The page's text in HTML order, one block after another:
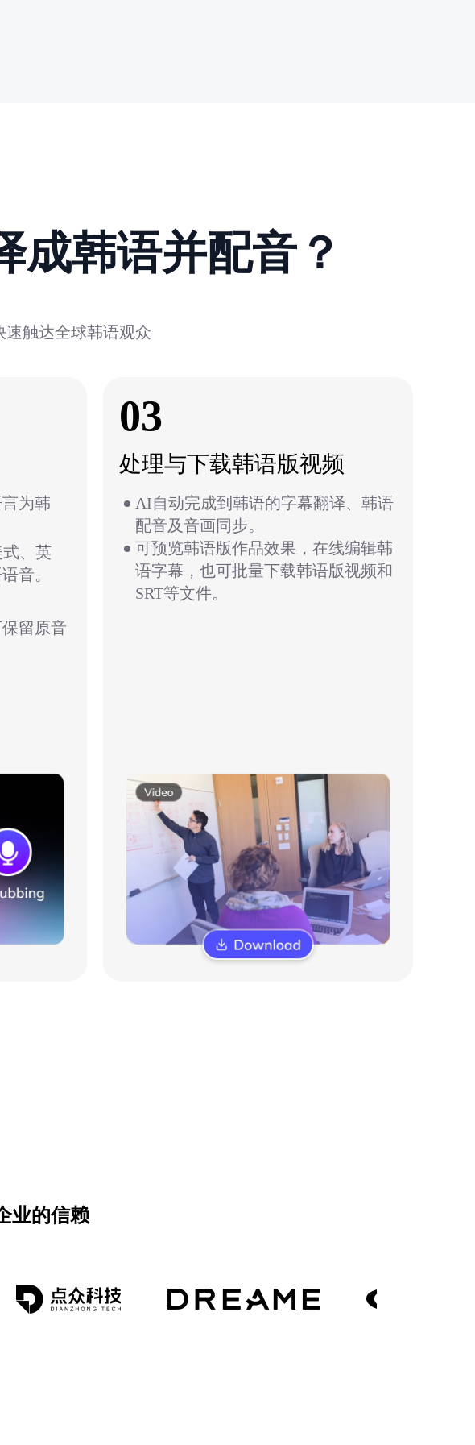
成韩语并配音？
触达全球韩语观众
为韩
、英
音。
留原音
03
处理与下载韩语版视频
AI自动完成到韩语的字幕翻译、韩语
配音及音画同步。
可预览韩语版作品效果，在线编辑韩
语字幕，也可批量下载韩语版视频和
SRT等文件。
业的信赖